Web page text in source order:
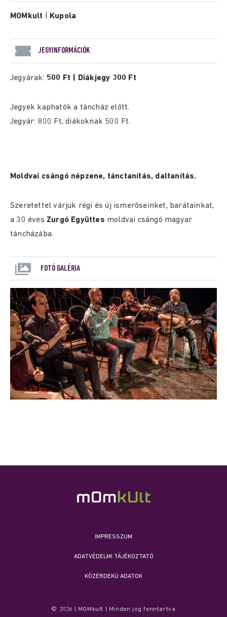
MOMkult Kupola
JEGYINFORMÁCIÓK
Jegyárak: 500 Ft | Diákjegy 300 Ft
Jegyek kaphatók a táncház előtt.
Jegyár: 800 Ft, diákoknak 500 Ft.
Moldvai csángó népzene, tánctanítás, daltanítás.
Szeretettel várjuk régi és új ismerőseinket, barátainkat,
a 30 éves Zurgó Együttes moldvai csángó magyar
táncházába.
FOTÓ GALÉRIA
IMPRESSZUM
ADATVÉDELMI TÁJÉKOZTATÓ
KÖZÉRDEKŰ ADATOK
© 2026 | MOMkult | Minden jog fenntartva